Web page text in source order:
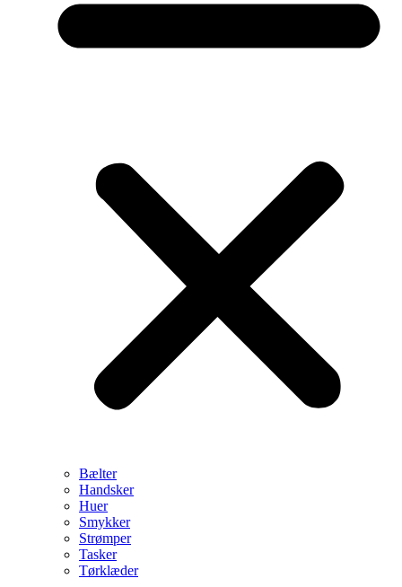
Bælter
Handsker
Huer
Smykker
Strømper
Tasker
Tørklæder